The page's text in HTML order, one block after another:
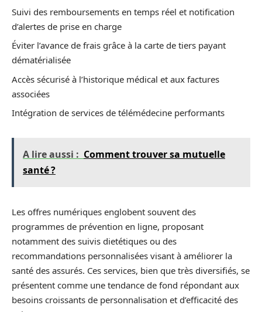
Suivi des remboursements en temps réel et notification
d’alertes de prise en charge
Éviter l’avance de frais grâce à la carte de tiers payant
dématérialisée
Accès sécurisé à l’historique médical et aux factures
associées
Intégration de services de télémédecine performants
A lire aussi : Comment trouver sa mutuelle
santé ?
Les offres numériques englobent souvent des
programmes de prévention en ligne, proposant
notamment des suivis dietétiques ou des
recommandations personnalisées visant à améliorer la
santé des assurés. Ces services, bien que très diversifiés, se
présentent comme une tendance de fond répondant aux
besoins croissants de personnalisation et d’efficacité des